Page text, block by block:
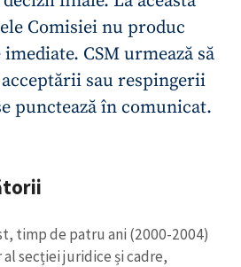
Comisiei nu produc
CSM urmează să
sau respingerii
punctează în comunicat.
timp de patru ani (2000-2004)
secției juridice și cadre,